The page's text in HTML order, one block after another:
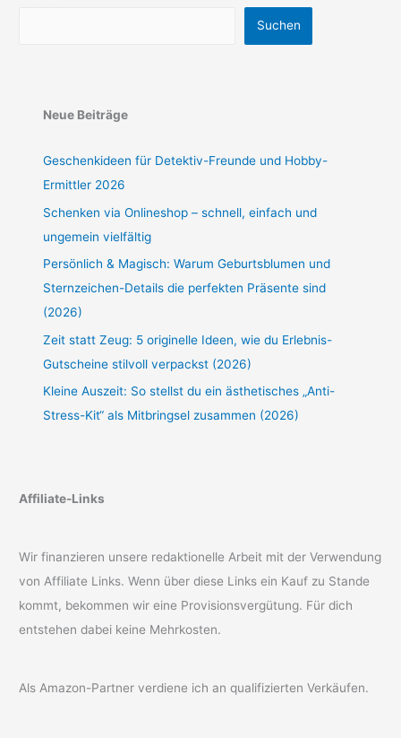
Suchen
Neue Beiträge
Geschenkideen für Detektiv-Freunde und Hobby-
Ermittler 2026
Schenken via Onlineshop – schnell, einfach und
ungemein vielfältig
Persönlich & Magisch: Warum Geburtsblumen und
Sternzeichen-Details die perfekten Präsente sind
(2026)
Zeit statt Zeug: 5 originelle Ideen, wie du Erlebnis-
Gutscheine stilvoll verpackst (2026)
Kleine Auszeit: So stellst du ein ästhetisches „Anti-
Stress-Kit“ als Mitbringsel zusammen (2026)
Affiliate-Links
Wir finanzieren unsere redaktionelle Arbeit mit der Verwendung
von Affiliate Links. Wenn über diese Links ein Kauf zu Stande
kommt, bekommen wir eine Provisionsvergütung. Für dich
entstehen dabei keine Mehrkosten.
Als Amazon-Partner verdiene ich an qualifizierten Verkäufen.